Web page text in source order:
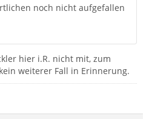
noch nicht aufgefallen
hier i.R. nicht mit, zum
weiterer Fall in Erinnerung.